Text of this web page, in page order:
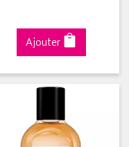
Ajouter